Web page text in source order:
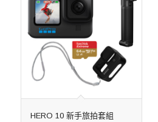
HERO 10 新手旅拍套組